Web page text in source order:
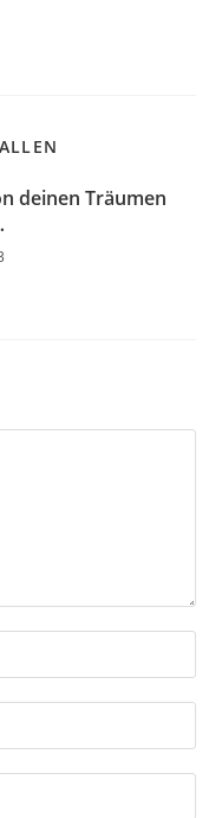
deinen Träumen